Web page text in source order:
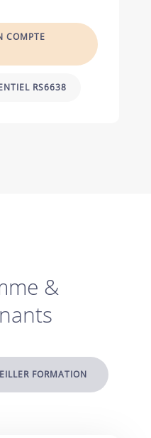
COMPTE
RS6638
&
FORMATION